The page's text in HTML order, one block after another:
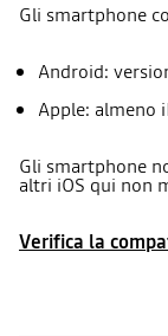
Gli smartphone
Android:
Apple: almeno
Gli smartphone
altri iOS qui non
Verifica la